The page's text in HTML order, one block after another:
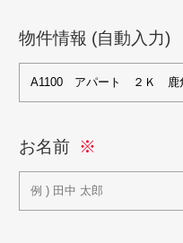
物件情報 (自動入力)
お名前